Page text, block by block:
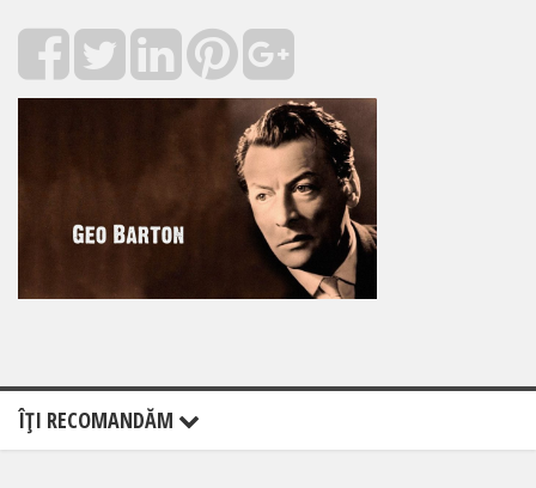
ÎŢI RECOMANDĂM